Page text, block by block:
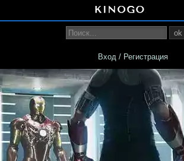
ok
Вход / Регистрация